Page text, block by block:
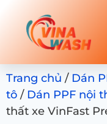
Trang chủ / Dán
tô / Dán PPF nội
thất xe VinFast